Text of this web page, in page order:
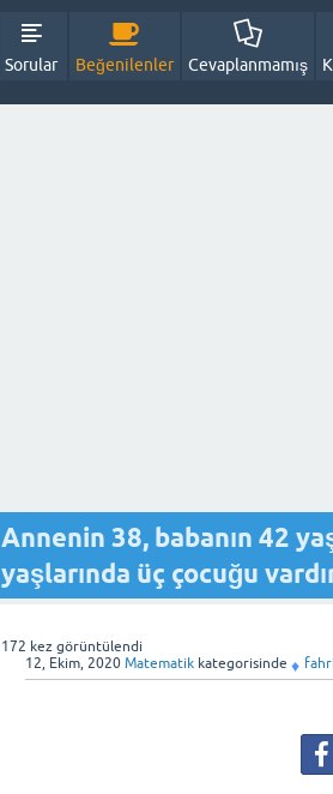
Sorular Beğenilenler Cevaplanmamış
Annenin 38, babanın 42
yaşlarında üç çocuğu
172 kez görüntülendi
12, Ekim, 2020 Matematik kategorisinde ♦ fahri